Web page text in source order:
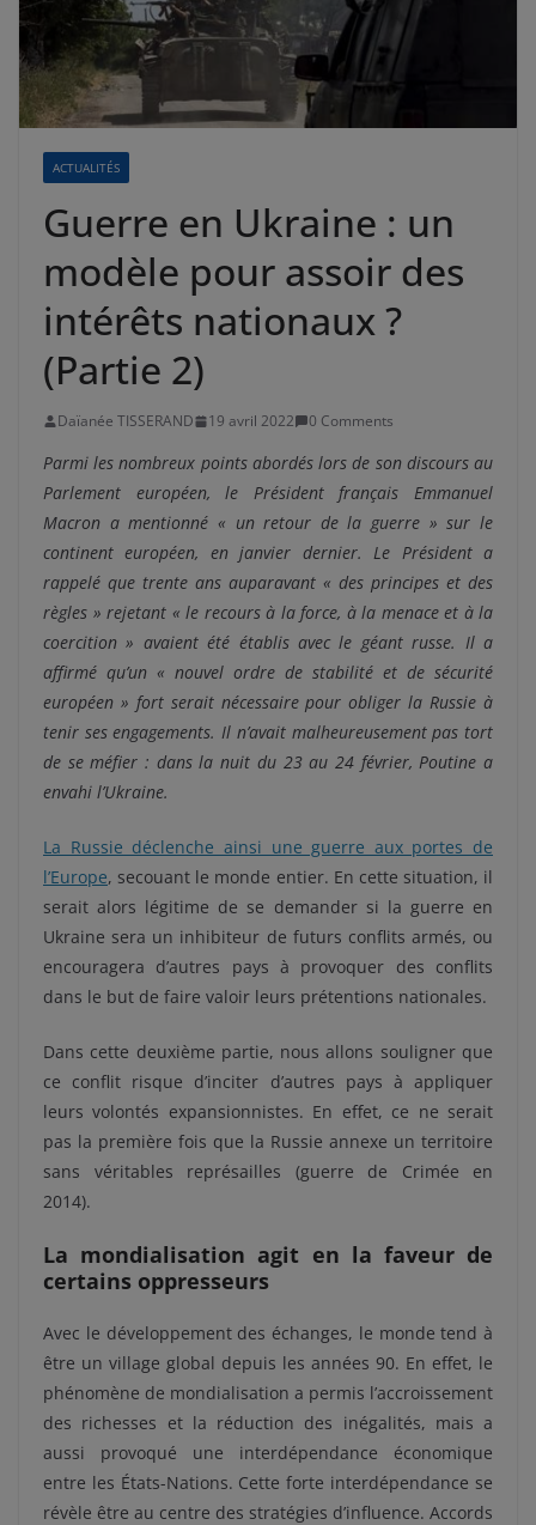
ACTUALITÉS
Guerre en Ukraine : un
modèle pour assoir des
intérêts nationaux ?
(Partie 2)
Daïanée TISSERAND 19 avril 2022 0 Comments
Parmi les nombreux points abordés lors de son discours au
Parlement européen, le Président français Emmanuel
Macron a mentionné « un retour de la guerre » sur le
continent européen, en janvier dernier. Le Président a
rappelé que trente ans auparavant « des principes et des
règles » rejetant « le recours à la force, à la menace et à la
coercition » avaient été établis avec le géant russe. Il a
affirmé qu’un « nouvel ordre de stabilité et de sécurité
européen » fort serait nécessaire pour obliger la Russie à
tenir ses engagements. Il n’avait malheureusement pas tort
de se méfier : dans la nuit du 23 au 24 février, Poutine a
envahi l’Ukraine.
La Russie déclenche ainsi une guerre aux portes de
l’Europe, secouant le monde entier. En cette situation, il
serait alors légitime de se demander si la guerre en
Ukraine sera un inhibiteur de futurs conflits armés, ou
encouragera d’autres pays à provoquer des conflits
dans le but de faire valoir leurs prétentions nationales.
Dans cette deuxième partie, nous allons souligner que
ce conflit risque d’inciter d’autres pays à appliquer
leurs volontés expansionnistes. En effet, ce ne serait
pas la première fois que la Russie annexe un territoire
sans véritables représailles (guerre de Crimée en
2014).
La mondialisation agit en la faveur de
certains oppresseurs
Avec le développement des échanges, le monde tend à
être un village global depuis les années 90. En effet, le
phénomène de mondialisation a permis l’accroissement
des richesses et la réduction des inégalités, mais a
aussi provoqué une interdépendance économique
entre les États-Nations. Cette forte interdépendance se
révèle être au centre des stratégies d’influence. Accords